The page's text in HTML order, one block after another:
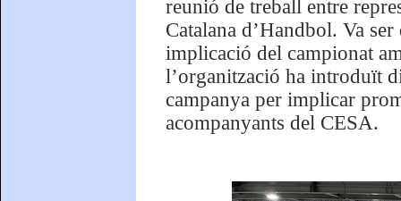
reunió de treball entre
Catalana d’Handbol. Va
implicació del campionat
l’organització ha introduït
campanya per implicar
acompanyants del CESA.